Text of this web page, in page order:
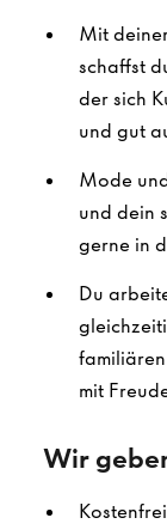
Mit
schaffst
der sich
und gut
Mode
und dein
gerne in
Du
mit
Wir